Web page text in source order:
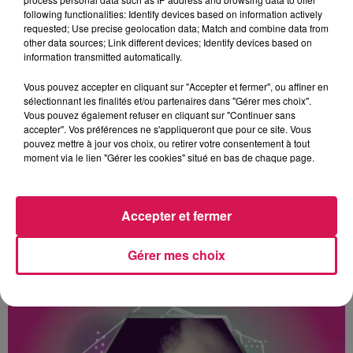
Arnaud Beauquel souligne le travail en « transversalité avec
les différents partenaires » dans les deux commissions de
l’année, portant l’une sur le logement, l’autre sur le transport.
Arnaud Beauquel :
Delphine Hernu
À L'ANTENNE
following functionalities: Identify devices based on information actively
requested; Use precise geolocation data; Match and combine data from
other data sources; Link different devices; Identify devices based on
information transmitted automatically.
Vous pouvez accepter en cliquant sur "Accepter et fermer", ou affiner en
sélectionnant les finalités et/ou partenaires dans "Gérer mes choix".
Vous pouvez également refuser en cliquant sur "Continuer sans
accepter". Vos préférences ne s'appliqueront que pour ce site. Vous
pouvez mettre à jour vos choix, ou retirer votre consentement à tout
moment via le lien "Gérer les cookies" situé en bas de chaque page.
Gérer mes choix
Accepter et fermer